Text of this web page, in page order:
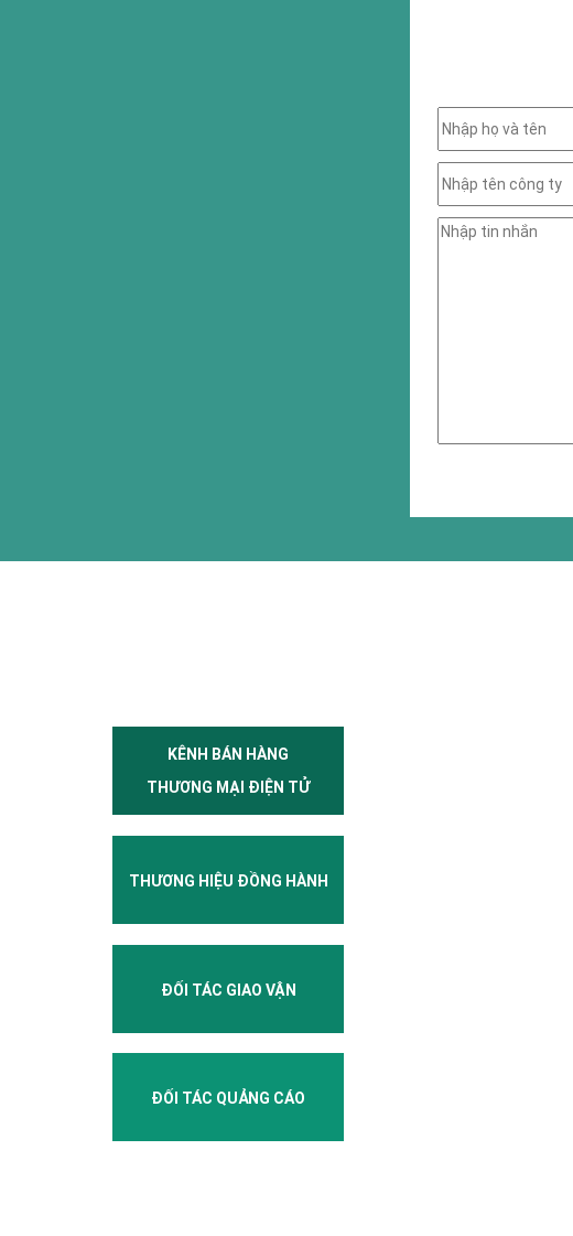
KÊNH BÁN HÀNG
THƯƠNG MẠI ĐIỆN TỬ
THƯƠNG HIỆU ĐỒNG HÀNH
ĐỐI TÁC GIAO VẬN
ĐỐI TÁC QUẢNG CÁO